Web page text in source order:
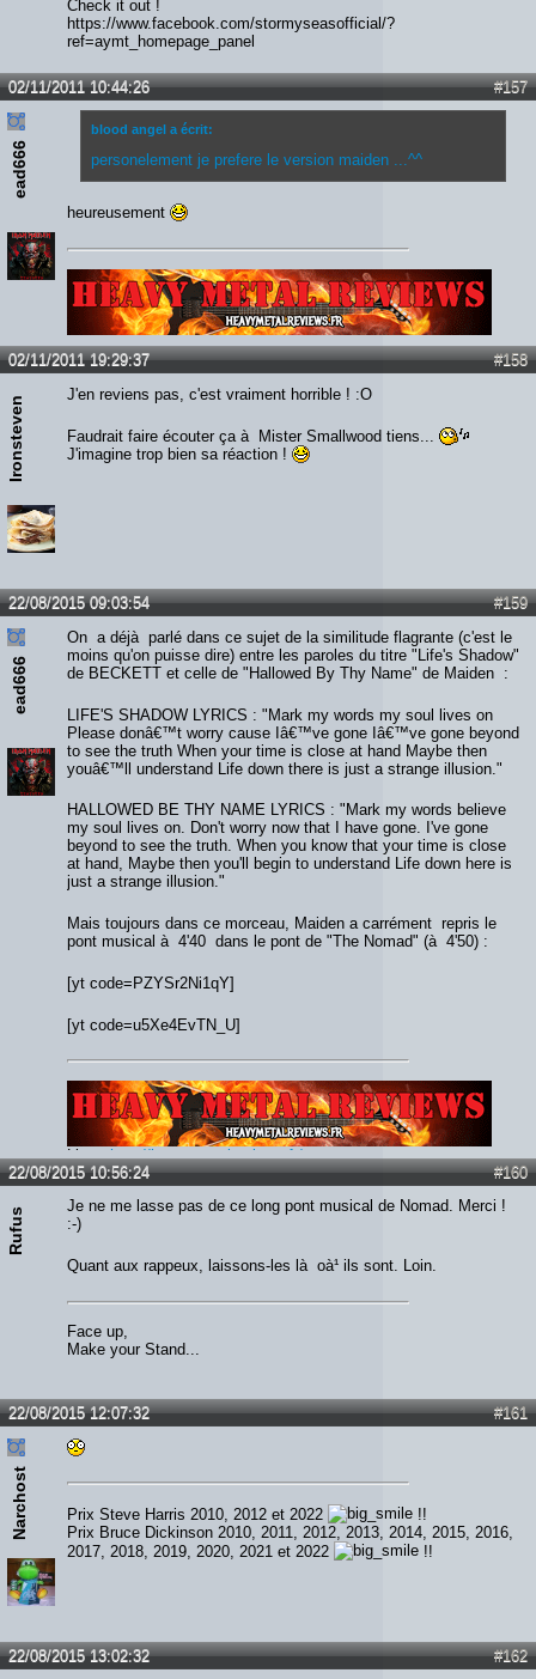
Check it out !
https://www.facebook.com/stormyseasofficial/?
ref=aymt_homepage_panel
#157
02/11/2011 10:44:26
ead666
blood angel a écrit:
personelement je prefere le version maiden ...^^
heureusement
Lien :http://heavymetalreviews.fr/
#158
02/11/2011 19:29:37
Ironsteven
J'en reviens pas, c'est vraiment horrible ! :O
Faudrait faire écouter ça à Mister Smallwood tiens...
J'imagine trop bien sa réaction !
#159
22/08/2015 09:03:54
ead666
On a déjà parlé dans ce sujet de la similitude flagrante (c'est le
moins qu'on puisse dire) entre les paroles du titre "Life's Shadow"
de BECKETT et celle de "Hallowed By Thy Name" de Maiden :
LIFE'S SHADOW LYRICS : "Mark my words my soul lives on
Please donâ€™t worry cause Iâ€™ve gone Iâ€™ve gone beyond
to see the truth When your time is close at hand Maybe then
youâ€™ll understand Life down there is just a strange illusion."
HALLOWED BE THY NAME LYRICS : "Mark my words believe
my soul lives on. Don't worry now that I have gone. I've gone
beyond to see the truth. When you know that your time is close
at hand, Maybe then you'll begin to understand Life down here is
just a strange illusion."
Mais toujours dans ce morceau, Maiden a carrément repris le
pont musical à 4'40 dans le pont de "The Nomad" (à 4'50) :
[yt code=PZYSr2Ni1qY]
[yt code=u5Xe4EvTN_U]
Lien :http://heavymetalreviews.fr/
#160
22/08/2015 10:56:24
Rufus
Je ne me lasse pas de ce long pont musical de Nomad. Merci !
:-)
Quant aux rappeux, laissons-les là oà¹ ils sont. Loin.
Face up,
Make your Stand...
#161
22/08/2015 12:07:32
Narchost Prix Steve Harris 2010, 2012 et 2022
!!
Prix Bruce Dickinson 2010, 2011, 2012, 2013, 2014, 2015, 2016,
2017, 2018, 2019, 2020, 2021 et 2022
!!
#162
22/08/2015 13:02:32